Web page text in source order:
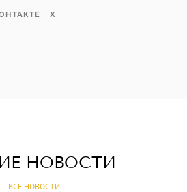
X
НОВОСТИ
ВСЕ НОВОСТИ